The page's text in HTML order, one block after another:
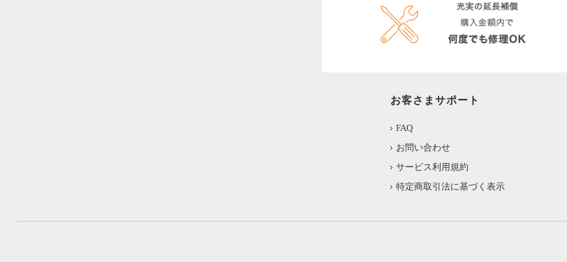
お客さまサポート
FAQ
お問い合わせ
サービス利用規約
特定商取引法に基づく表示